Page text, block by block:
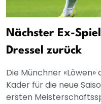
Nächster Ex-
Dressel zurück
Die Münchner
Kader für die neue
ersten